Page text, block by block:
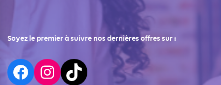
Soyez le premier à suivre nos dernières offres sur :